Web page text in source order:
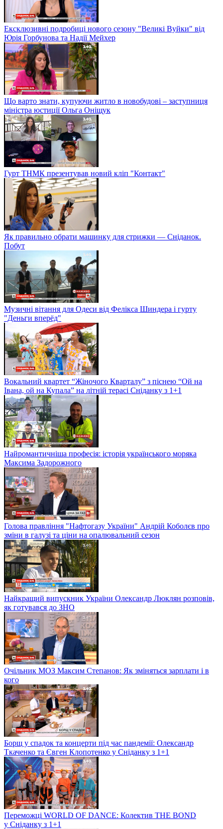
Ексклюзивні подробиці нового сезону "Великі Вуйки" від
Юрія Горбунова та Надії Мейхер
Що варто знати, купуючи житло в новобудові – заступниця
міністра юстиції Ольга Оніщук
Гурт ТНМК презентував новий кліп "Контакт"
Як правильно обрати машинку для стрижки — Сніданок.
Побут
Музичні вітання для Одеси від Фелікса Шиндера і гурту
"Деньги вперёд"
Вокальний квартет “Жіночого Кварталу” з піснею “Ой на
Івана, ой на Купала” на літній терасі Сніданку з 1+1
Найромантичніша професія: історія українського моряка
Максима Задорожного
Голова правління "Нафтогазу України" Андрій Коболєв про
зміни в галузі та ціни на опалювальний сезон
Найкращий випускник України Олександр Люклян розповів,
як готувався до ЗНО
Очільник МОЗ Максим Степанов: Як зміняться зарплати і в
кого
Борщ у спадок та концерти під час пандемії: Олександр
Ткаченко та Євген Клопотенко у Сніданку з 1+1
Переможці WORLD OF DANCE: Колектив THE BOND
у Сніданку з 1+1